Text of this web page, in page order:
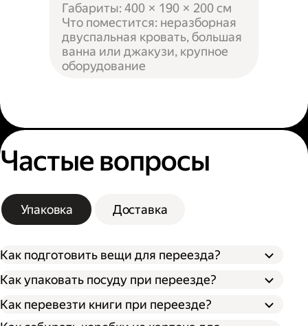
Габариты: 400 × 190 × 200 см
Что поместится: неразборная
двуспальная кровать, большая
ванна или джакузи, крупное
оборудование
Частые вопросы
Упаковка Доставка
Как подготовить вещи для переезда?
Сначала упакуйте предметы интерьера,
обувь и одежду, которые не понадобятся в
Как упаковать посуду при переезде?
Застелите дно коробки поролоном,
синтепоном или другим мягким
Как перевезти книги при переезде?